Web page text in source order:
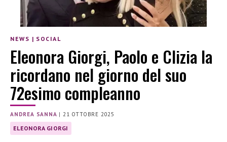
NEWS | SOCIAL
Eleonora Giorgi, Paolo e Clizia la
ricordano nel giorno del suo
72esimo compleanno
ANDREA SANNA | 21 OTTOBRE 2025
ELEONORA GIORGI